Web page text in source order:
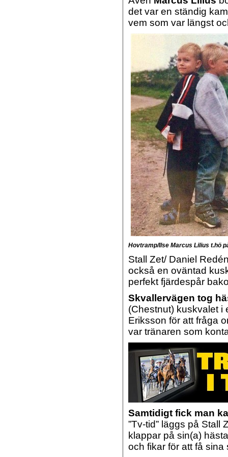
det var en ständig
vem som var längst
Hovtramp/Ilse Marcus Lilius t.hö
Stall Zet/ Daniel
också en oväntad
perfekt fjärdespår
Skvallervägen tog
(Chestnut) kuskvalet i
Eriksson för att fråga
var tränaren som
Samtidigt fick man
”Tv-tid” läggs på Stall
klappar på sin(a)
och fikar för att få